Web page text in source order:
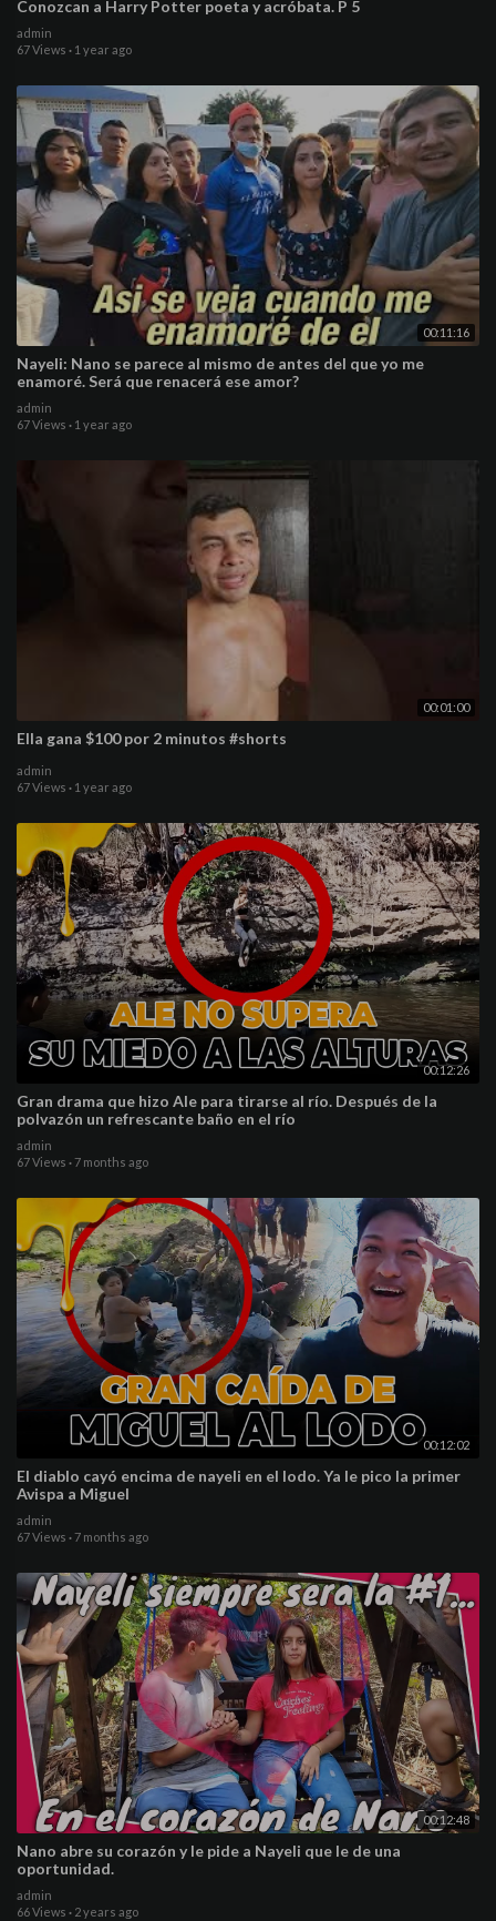
Conozcan a Harry Potter poeta y acróbata. P 5
admin
67 Views · 1 year ago
00:11:16
Nayeli: Nano se parece al mismo de antes del que yo me
enamoré. Será que renacerá ese amor?
admin
67 Views · 1 year ago
00:01:00
Ella gana $100 por 2 minutos #shorts
admin
67 Views · 1 year ago
00:12:26
Gran drama que hizo Ale para tirarse al río. Después de la
polvazón un refrescante baño en el río
admin
67 Views ·7 months ago
00:12:02
El diablo cayó encima de nayeli en el lodo. Ya le pico la primer
Avispa a Miguel
admin
67 Views ·7 months ago
00:12:48
Nano abre su corazón y le pide a Nayeli que le de una
oportunidad.
admin
66 Views · 2 years ago